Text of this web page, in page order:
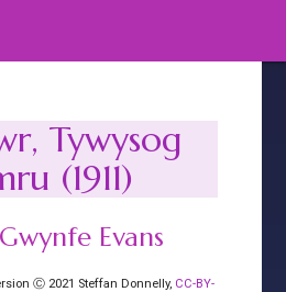
Tywysog
(1911)
Evans
Ⓒ 2021 Steffan Donnelly, CC-BY-